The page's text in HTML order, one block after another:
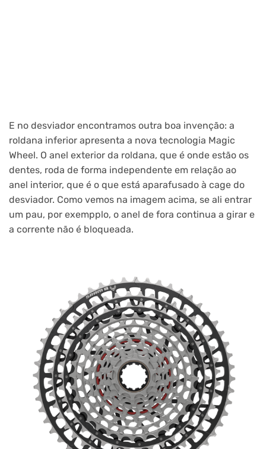
E no desviador encontramos outra boa invenção: a
roldana inferior apresenta a nova tecnologia Magic
Wheel. O anel exterior da roldana, que é onde estão os
dentes, roda de forma independente em relação ao
anel interior, que é o que está aparafusado à cage do
desviador. Como vemos na imagem acima, se ali entrar
um pau, por exempplo, o anel de fora continua a girar e
a corrente não é bloqueada.